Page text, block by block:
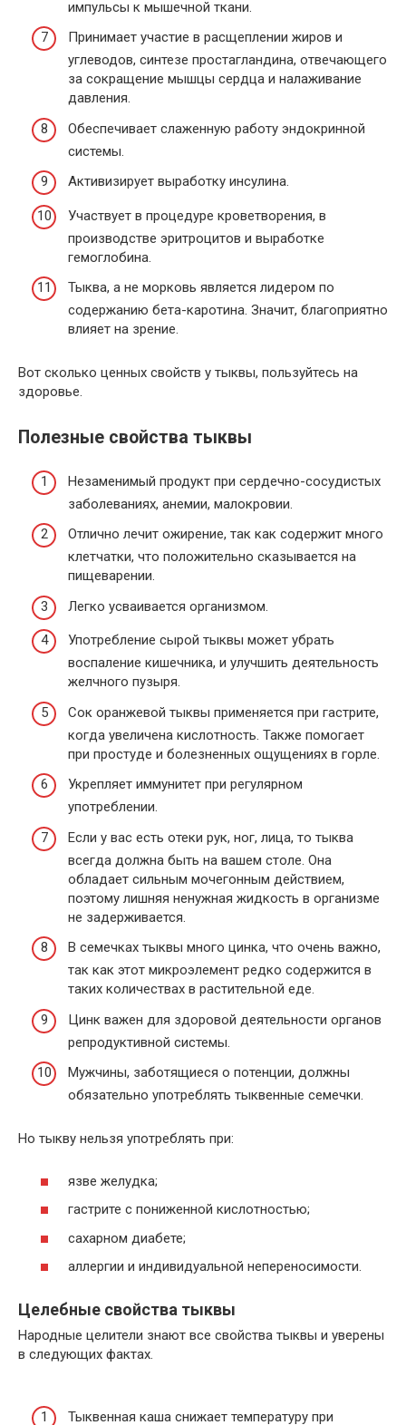
импульсы к мышечной ткани.
Принимает участие в расщеплении жиров и
углеводов, синтезе простагландина, отвечающего
за сокращение мышцы сердца и налаживание
давления.
Обеспечивает слаженную работу эндокринной
системы.
Активизирует выработку инсулина.
Участвует в процедуре кроветворения, в
производстве эритроцитов и выработке
гемоглобина.
Тыква, а не морковь является лидером по
содержанию бета-каротина. Значит, благоприятно
влияет на зрение.
Вот сколько ценных свойств у тыквы, пользуйтесь на
здоровье.
Полезные свойства тыквы
Незаменимый продукт при сердечно-сосудистых
заболеваниях, анемии, малокровии.
Отлично лечит ожирение, так как содержит много
клетчатки, что положительно сказывается на
пищеварении.
Легко усваивается организмом.
Употребление сырой тыквы может убрать
воспаление кишечника, и улучшить деятельность
желчного пузыря.
Сок оранжевой тыквы применяется при гастрите,
когда увеличена кислотность. Также помогает
при простуде и болезненных ощущениях в горле.
Укрепляет иммунитет при регулярном
употреблении.
Если у вас есть отеки рук, ног, лица, то тыква
всегда должна быть на вашем столе. Она
обладает сильным мочегонным действием,
поэтому лишняя ненужная жидкость в организме
не задерживается.
В семечках тыквы много цинка, что очень важно,
так как этот микроэлемент редко содержится в
таких количествах в растительной еде.
Цинк важен для здоровой деятельности органов
репродуктивной системы.
Мужчины, заботящиеся о потенции, должны
обязательно употреблять тыквенные семечки.
Но тыкву нельзя употреблять при:
язве желудка;
гастрите с пониженной кислотностью;
сахарном диабете;
аллергии и индивидуальной непереносимости.
Целебные свойства тыквы
Народные целители знают все свойства тыквы и уверены
в следующих фактах.
Тыквенная каша снижает температуру при